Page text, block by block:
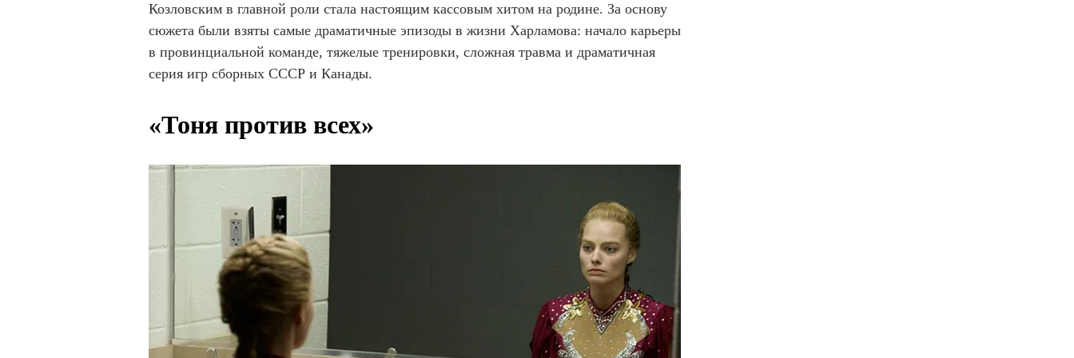
Козловским в главной роли стала настоящим кассовым хитом на родине. За основу
сюжета были взяты самые драматичные эпизоды в жизни Харламова: начало карьеры
в провинциальной команде, тяжелые тренировки, сложная травма и драматичная
серия игр сборных СССР и Канады.
«Тоня против всех»